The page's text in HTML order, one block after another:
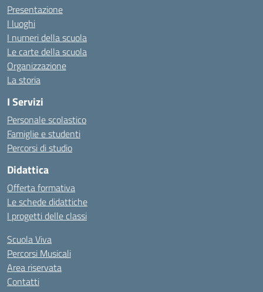
Presentazione
I luoghi
I numeri della scuola
Le carte della scuola
Organizzazione
La storia
I Servizi
Personale scolastico
Famiglie e studenti
Percorsi di studio
Didattica
Offerta formativa
Le schede didattiche
I progetti delle classi
Scuola Viva
Percorsi Musicali
Area riservata
Contatti